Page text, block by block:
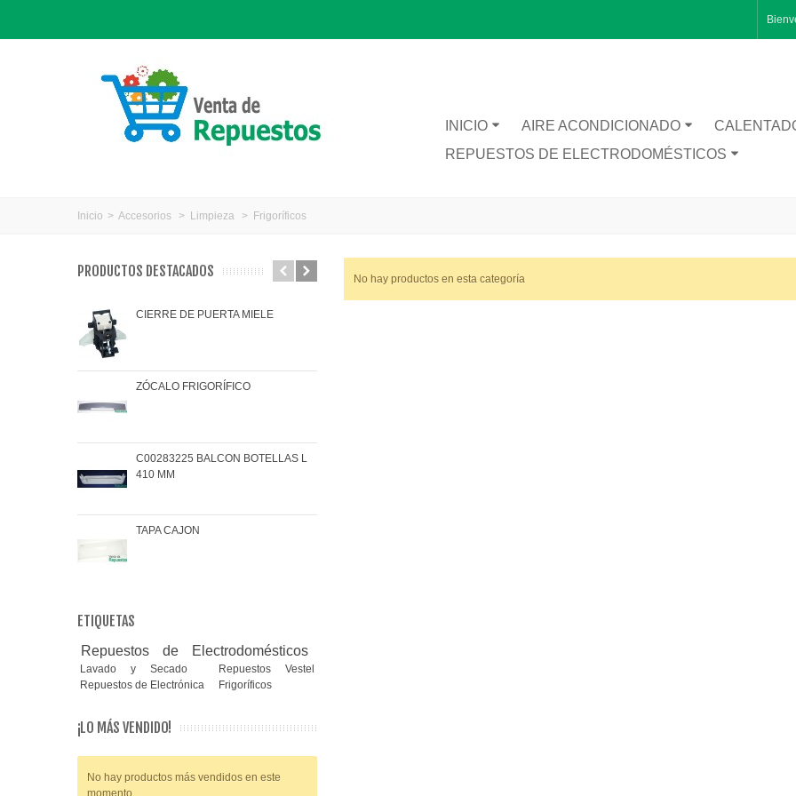
INICIO AIRE ACONDICIONADO
REPUESTOS DE ELECTRODOMÉSTICOS
Inicio > Accesorios > Limpieza > Frigoríficos
PRODUCTOS DESTACADOS
CIERRE DE PUERTA MIELE
ZÓCALO FRIGORÍFICO
C00283225 BALCON BOTELLAS L
410 MM
TAPA CAJON
ETIQUETAS
Repuestos de Electrodomésticos
Lavado y Secado
Repuestos Vestel
Repuestos de Electrónica
Frigoríficos
¡LO MÁS VENDIDO!
No hay productos más vendidos en este
momento
No hay productos en esta categoría